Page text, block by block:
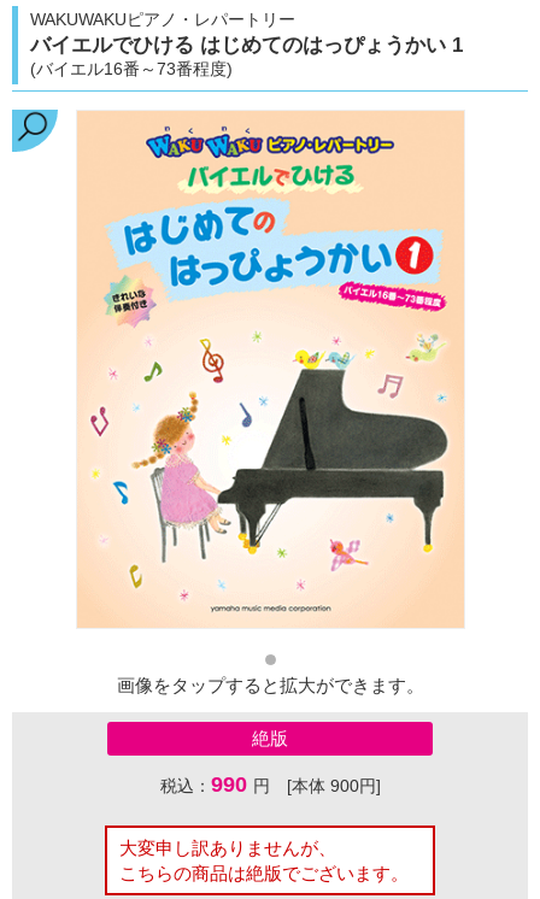
WAKUWAKUピアノ・レパートリー
バイエルでひける はじめてのはっぴょうかい 1
(バイエル16番～73番程度)
画像をタップすると拡大ができます。
絶版
税込： 990 円 [本体 900円]
大変申し訳ありませんが、
こちらの商品は絶版でございます。